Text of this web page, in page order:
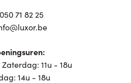
050 71 82 25
11u - 18u
14u - 18u